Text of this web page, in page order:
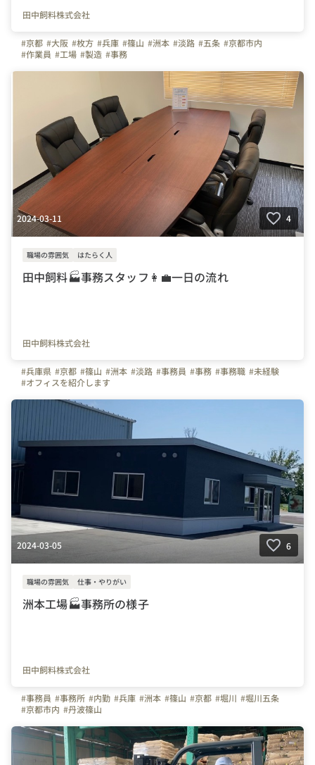
田中飼料株式会社
#京都 #大阪 #枚方 #兵庫 #篠山 #洲本 #淡路 #五条 #京都市内
#作業員 #工場 #製造 #事務
2024-03-11 4
職場の雰囲気 はたらく人
田中飼料🏭事務スタッフ👩‍💼一日の流れ
田中飼料株式会社
#兵庫県 #京都 #篠山 #洲本 #淡路 #事務員 #事務 #事務職 #未経験
#オフィスを紹介します
2024-03-05 6
職場の雰囲気 仕事・やりがい
洲本工場🏭事務所の様子
田中飼料株式会社
#事務員 #事務所 #内勤 #兵庫 #洲本 #篠山 #京都 #堀川 #堀川五条
#京都市内 #丹波篠山